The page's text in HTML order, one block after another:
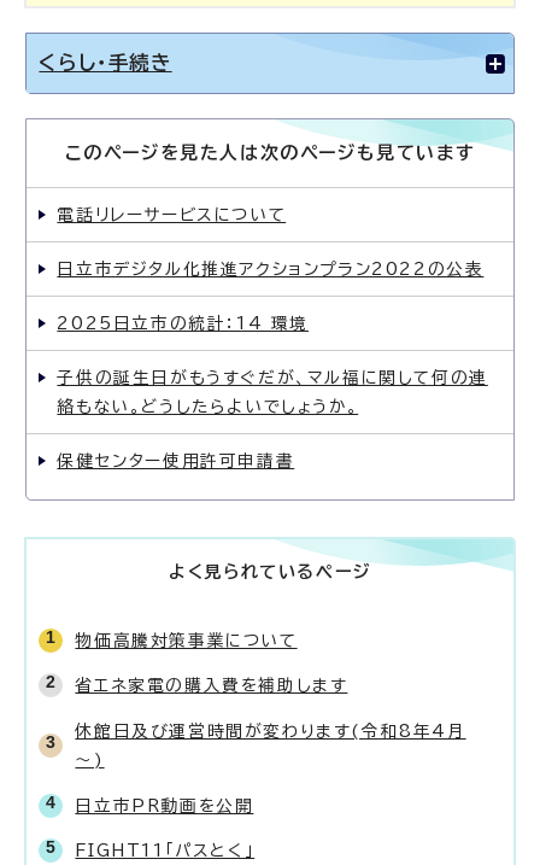
くらし・手続き
このページを見た人は次のページも見ています
電話リレーサービスについて
日立市デジタル化推進アクションプラン2022の公表
2025日立市の統計：14 環境
子供の誕生日がもうすぐだが、マル福に関して何の連
絡もない。どうしたらよいでしょうか。
保健センター使用許可申請書
よく見られているページ
物価高騰対策事業について
省エネ家電の購入費を補助します
休館日及び運営時間が変わります(令和8年4月
～)
日立市PR動画を公開
FIGHT11「パスとく」